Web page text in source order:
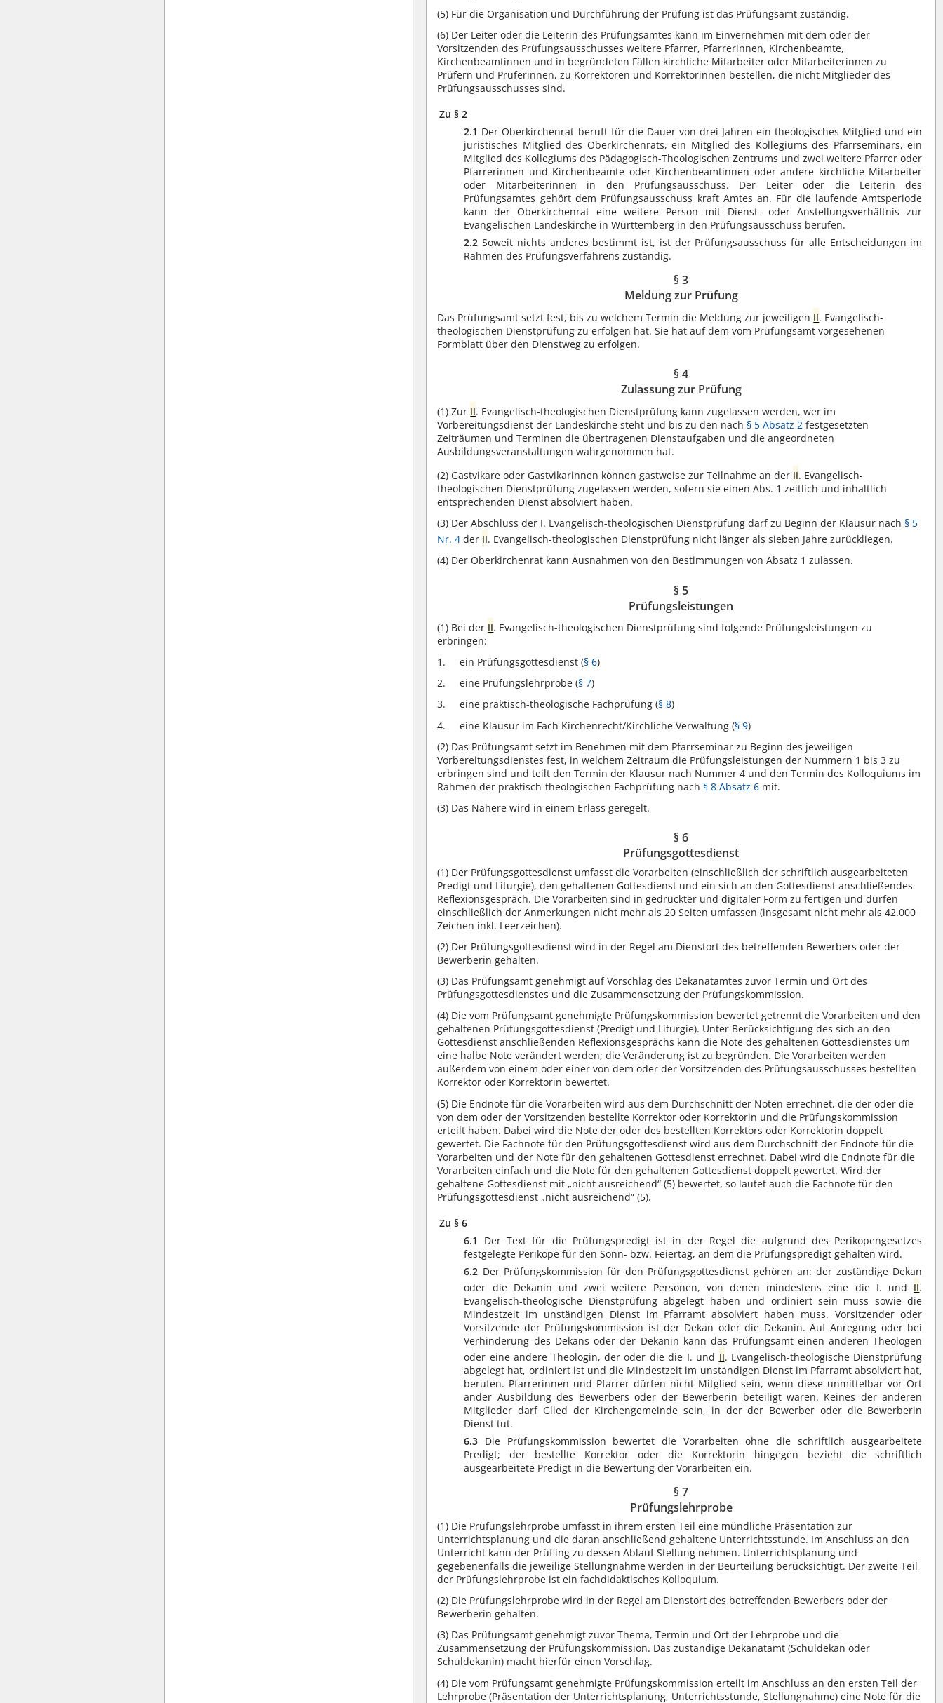
(5) Für die Organisation und Durchführung der Prüfung ist das Prüfungsamt zuständig.
(6) Der Leiter oder die Leiterin des Prüfungsamtes kann im Einvernehmen mit dem oder der
Vorsitzenden des Prüfungsausschusses weitere Pfarrer, Pfarrerinnen, Kirchenbeamte,
Kirchenbeamtinnen und in begründeten Fällen kirchliche Mitarbeiter oder Mitarbeiterinnen zu
Prüfern und Prüferinnen, zu Korrektoren und Korrektorinnen bestellen, die nicht Mitglieder des
Prüfungsausschusses sind.
Zu § 2
2.1 Der Oberkirchenrat beruft für die Dauer von drei Jahren ein theologisches Mitglied und ein
juristisches Mitglied des Oberkirchenrats, ein Mitglied des Kollegiums des Pfarrseminars, ein
Mitglied des Kollegiums des Pädagogisch-Theologischen Zentrums und zwei weitere Pfarrer oder
Pfarrerinnen und Kirchenbeamte oder Kirchenbeamtinnen oder andere kirchliche Mitarbeiter
oder Mitarbeiterinnen in den Prüfungsausschuss. Der Leiter oder die Leiterin des
Prüfungsamtes gehört dem Prüfungsausschuss kraft Amtes an. Für die laufende Amtsperiode
kann der Oberkirchenrat eine weitere Person mit Dienst- oder Anstellungsverhältnis zur
Evangelischen Landeskirche in Württemberg in den Prüfungsausschuss berufen.
2.2 Soweit nichts anderes bestimmt ist, ist der Prüfungsausschuss für alle Entscheidungen im
Rahmen des Prüfungsverfahrens zuständig.
§ 3
Meldung zur Prüfung
Das Prüfungsamt setzt fest, bis zu welchem Termin die Meldung zur jeweiligen II. Evangelisch-
theologischen Dienstprüfung zu erfolgen hat. Sie hat auf dem vom Prüfungsamt vorgesehenen
Formblatt über den Dienstweg zu erfolgen.
§ 4
Zulassung zur Prüfung
(1) Zur II. Evangelisch-theologischen Dienstprüfung kann zugelassen werden, wer im
Vorbereitungsdienst der Landeskirche steht und bis zu den nach § 5 Absatz 2 festgesetzten
Zeiträumen und Terminen die übertragenen Dienstaufgaben und die angeordneten
Ausbildungsveranstaltungen wahrgenommen hat.
(2) Gastvikare oder Gastvikarinnen können gastweise zur Teilnahme an der II. Evangelisch-
theologischen Dienstprüfung zugelassen werden, sofern sie einen Abs. 1 zeitlich und inhaltlich
entsprechenden Dienst absolviert haben.
(3) Der Abschluss der I. Evangelisch-theologischen Dienstprüfung darf zu Beginn der Klausur nach§ 5
Nr. 4 der II. Evangelisch-theologischen Dienstprüfung nicht länger als sieben Jahre zurückliegen.
(4) Der Oberkirchenrat kann Ausnahmen von den Bestimmungen von Absatz 1 zulassen.
§ 5
Prüfungsleistungen
(1) Bei der II. Evangelisch-theologischen Dienstprüfung sind folgende Prüfungsleistungen zu
erbringen:
ein Prüfungsgottesdienst (§ 6)
eine Prüfungslehrprobe (§ 7)
eine praktisch-theologische Fachprüfung (§ 8)
eine Klausur im Fach Kirchenrecht/Kirchliche Verwaltung (§ 9)
(2) Das Prüfungsamt setzt im Benehmen mit dem Pfarrseminar zu Beginn des jeweiligen
Vorbereitungsdienstes fest, in welchem Zeitraum die Prüfungsleistungen der Nummern 1 bis 3 zu
erbringen sind und teilt den Termin der Klausur nach Nummer 4 und den Termin des Kolloquiums im
Rahmen der praktisch-theologischen Fachprüfung nach§ 8 Absatz 6 mit.
(3) Das Nähere wird in einem Erlass geregelt.
§ 6
Prüfungsgottesdienst
(1) Der Prüfungsgottesdienst umfasst die Vorarbeiten (einschließlich der schriftlich ausgearbeiteten
Predigt und Liturgie), den gehaltenen Gottesdienst und ein sich an den Gottesdienst anschließendes
Reflexionsgespräch. Die Vorarbeiten sind in gedruckter und digitaler Form zu fertigen und dürfen
einschließlich der Anmerkungen nicht mehr als 20 Seiten umfassen (insgesamt nicht mehr als 42.000
Zeichen inkl. Leerzeichen).
(2) Der Prüfungsgottesdienst wird in der Regel am Dienstort des betreffenden Bewerbers oder der
Bewerberin gehalten.
(3) Das Prüfungsamt genehmigt auf Vorschlag des Dekanatamtes zuvor Termin und Ort des
Prüfungsgottesdienstes und die Zusammensetzung der Prüfungskommission.
(4) Die vom Prüfungsamt genehmigte Prüfungskommission bewertet getrennt die Vorarbeiten und den
gehaltenen Prüfungsgottesdienst (Predigt und Liturgie). Unter Berücksichtigung des sich an den
Gottesdienst anschließenden Reflexionsgesprächs kann die Note des gehaltenen Gottesdienstes um
eine halbe Note verändert werden; die Veränderung ist zu begründen. Die Vorarbeiten werden
außerdem von einem oder einer von dem oder der Vorsitzenden des Prüfungsausschusses bestellten
Korrektor oder Korrektorin bewertet.
(5) Die Endnote für die Vorarbeiten wird aus dem Durchschnitt der Noten errechnet, die der oder die
von dem oder der Vorsitzenden bestellte Korrektor oder Korrektorin und die Prüfungskommission
erteilt haben. Dabei wird die Note der oder des bestellten Korrektors oder Korrektorin doppelt
gewertet. Die Fachnote für den Prüfungsgottesdienst wird aus dem Durchschnitt der Endnote für die
Vorarbeiten und der Note für den gehaltenen Gottesdienst errechnet. Dabei wird die Endnote für die
Vorarbeiten einfach und die Note für den gehaltenen Gottesdienst doppelt gewertet. Wird der
gehaltene Gottesdienst mit „nicht ausreichend“ (5) bewertet, so lautet auch die Fachnote für den
Prüfungsgottesdienst „nicht ausreichend“ (5).
Zu § 6
6.1
Der Text für die Prüfungspredigt ist in der Regel die aufgrund des Perikopengesetzes
festgelegte Perikope für den Sonn- bzw. Feiertag, an dem die Prüfungspredigt gehalten wird.
6.2 Der Prüfungskommission für den Prüfungsgottesdienst gehören an: der zuständige Dekan
oder die Dekanin und zwei weitere Personen, von denen mindestens eine die I. und II.
Evangelisch-theologische Dienstprüfung abgelegt haben und ordiniert sein muss sowie die
Mindestzeit im unständigen Dienst im Pfarramt absolviert haben muss. Vorsitzender oder
Vorsitzende der Prüfungskommission ist der Dekan oder die Dekanin. Auf Anregung oder bei
Verhinderung des Dekans oder der Dekanin kann das Prüfungsamt einen anderen Theologen
oder eine andere Theologin, der oder die die I. und II. Evangelisch-theologische Dienstprüfung
abgelegt hat, ordiniert ist und die Mindestzeit im unständigen Dienst im Pfarramt absolviert hat,
berufen. Pfarrerinnen und Pfarrer dürfen nicht Mitglied sein, wenn diese unmittelbar vor Ort
ander Ausbildung des Bewerbers oder der Bewerberin beteiligt waren. Keines der anderen
Mitglieder darf Glied der Kirchengemeinde sein, in der der Bewerber oder die Bewerberin
Dienst tut.
6.3 Die Prüfungskommission bewertet die Vorarbeiten ohne die schriftlich ausgearbeitete
Predigt; der bestellte Korrektor oder die Korrektorin hingegen bezieht die schriftlich
ausgearbeitete Predigt in die Bewertung der Vorarbeiten ein.
§ 7
Prüfungslehrprobe
(1) Die Prüfungslehrprobe umfasst in ihrem ersten Teil eine mündliche Präsentation zur
Unterrichtsplanung und die daran anschließend gehaltene Unterrichtsstunde. Im Anschluss an den
Unterricht kann der Prüfling zu dessen Ablauf Stellung nehmen. Unterrichtsplanung und
gegebenenfalls die jeweilige Stellungnahme werden in der Beurteilung berücksichtigt. Der zweite Teil
der Prüfungslehrprobe ist ein fachdidaktisches Kolloquium.
(2) Die Prüfungslehrprobe wird in der Regel am Dienstort des betreffenden Bewerbers oder der
Bewerberin gehalten.
(3) Das Prüfungsamt genehmigt zuvor Thema, Termin und Ort der Lehrprobe und die
Zusammensetzung der Prüfungskommission. Das zuständige Dekanatamt (Schuldekan oder
Schuldekanin) macht hierfür einen Vorschlag.
(4) Die vom Prüfungsamt genehmigte Prüfungskommission erteilt im Anschluss an den ersten Teil der
Lehrprobe (Präsentation der Unterrichtsplanung, Unterrichtsstunde, Stellungnahme) eine Note für die